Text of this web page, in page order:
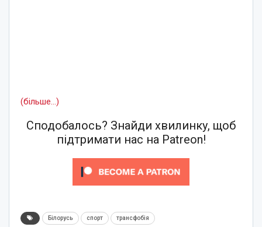
(більше…)
Сподобалось? Знайди хвилинку, щоб
підтримати нас на Patreon!
Білорусь спорт трансфобія